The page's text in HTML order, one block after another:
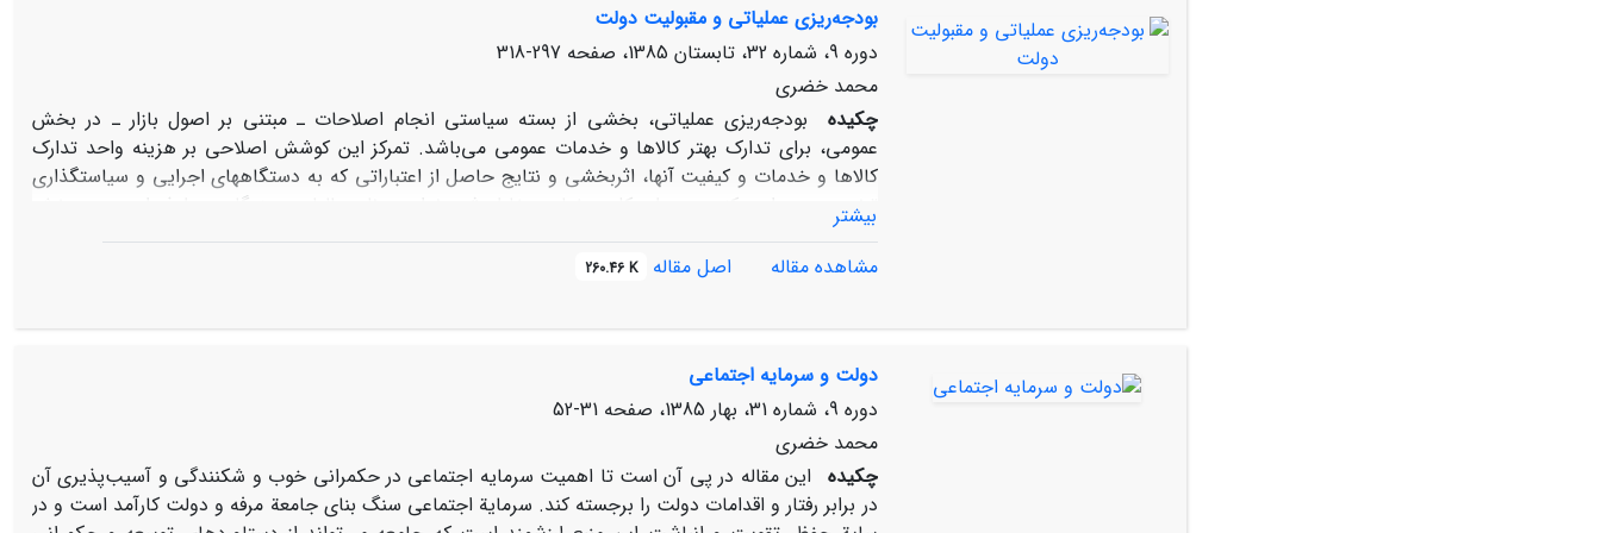
بودجه‌ریزی عملیاتی و مقبولیت دولت
دوره 9، شماره 32، تابستان 1385، صفحه
297-318
محمد خضری
چکیده
بودجه‌ریزی عملیاتی، بخشی از بسته سیاستی انجام اصلاحات ـ مبتنی بر اصول بازار ـ در بخش
عمومی، برای تدارک بهتر کالاها و خدمات عمومی می‌باشد. تمرکز این کوشش اصلاحی بر هزینه واحد تدارک
کالاها و خدمات و کیفیت آنها، اثربخشی و نتایج حاصل از اعتباراتی که به دستگاههای اجرایی و سیاستگذاری
تخصیص پیدا می‌کند و به طور کلی، رضایت خاطر شهروندان چونان مالیات دهندگان معطوف است. در بخش
نخست، ضمن برشمردن برخی از کارویژه‌های بودجه‌ریزی عملیاتی، استدلال شده است که استقرار آن به بهبود
تصمیمات مدیریتی و سیاستی، بهبود عملکرد دستگاههای اجرایی و افزایش پاسخگویی آنها در قبال اقداماتشان
این کوشش اصلاحی را تا به آخر ادامه داد. در پایان مقاله پیشنهادهایی به منظور افزایش اثربخشی این گام
اصلاحی ارائه شده است.
بیشتر
مشاهده مقاله
اصل مقاله 260.46 K
دولت و سرمایه اجتماعی
دوره 9، شماره 31، بهار 1385، صفحه
31-52
محمد خضری
چکیده این مقاله در پی آن است تا اهمیت سرمایه‌ اجتماعی در حکمرانی خوب و شکنندگی و آسیب‌پذیری آن
در برابر رفتار و اقدامات دولت را برجسته کند. سرمایة اجتماعی سنگ بنای جامعة مرفه‌ و دولت کارآمد است و در